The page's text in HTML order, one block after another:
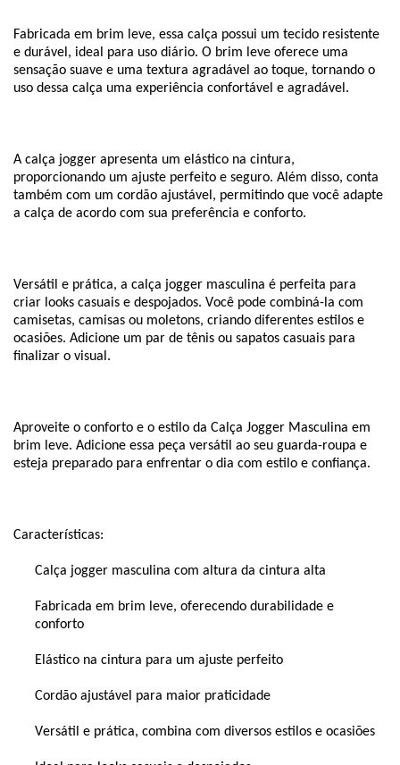
Fabricada em brim leve, essa calça possui um tecido resistente
e durável, ideal para uso diário. O brim leve oferece uma
sensação suave e uma textura agradável ao toque, tornando o
uso dessa calça uma experiência confortável e agradável.
A calça jogger apresenta um elástico na cintura,
proporcionando um ajuste perfeito e seguro. Além disso, conta
também com um cordão ajustável, permitindo que você adapte
a calça de acordo com sua preferência e conforto.
Versátil e prática, a calça jogger masculina é perfeita para
criar looks casuais e despojados. Você pode combiná-la com
camisetas, camisas ou moletons, criando diferentes estilos e
ocasiões. Adicione um par de tênis ou sapatos casuais para
finalizar o visual.
Aproveite o conforto e o estilo da Calça Jogger Masculina em
brim leve. Adicione essa peça versátil ao seu guarda-roupa e
esteja preparado para enfrentar o dia com estilo e confiança.
Características:
Calça jogger masculina com altura da cintura alta
Fabricada em brim leve, oferecendo durabilidade e
conforto
Elástico na cintura para um ajuste perfeito
Cordão ajustável para maior praticidade
Versátil e prática, combina com diversos estilos e ocasiões